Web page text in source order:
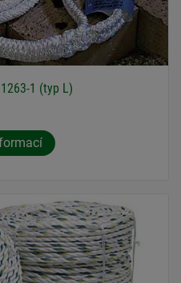
1 (typ L)